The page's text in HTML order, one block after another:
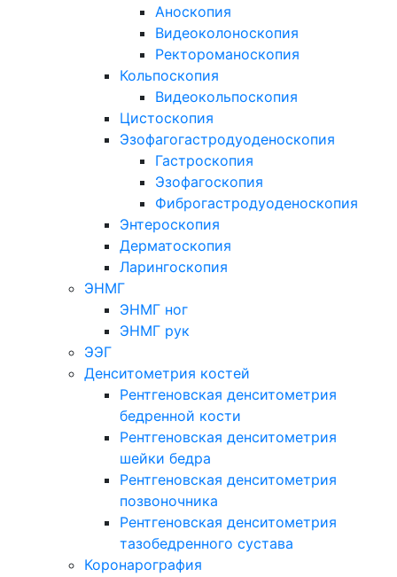
Аноскопия
Видеоколоноскопия
Ректороманоскопия
Кольпоскопия
Видеокольпоскопия
Цистоскопия
Эзофагогастродуоденоскопия
Гастроскопия
Эзофагоскопия
Фиброгастродуоденоскопия
Энтероскопия
Дерматоскопия
Ларингоскопия
ЭНМГ
ЭНМГ ног
ЭНМГ рук
ЭЭГ
Денситометрия костей
Рентгеновская денситометрия
бедренной кости
Рентгеновская денситометрия
шейки бедра
Рентгеновская денситометрия
позвоночника
Рентгеновская денситометрия
тазобедренного сустава
Коронарография